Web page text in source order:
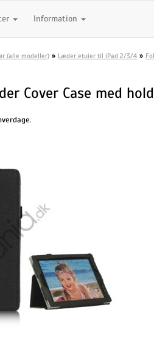
Information
(alle modeller) » Læder etuier til iPad 2/3/4 »
Cover Case med